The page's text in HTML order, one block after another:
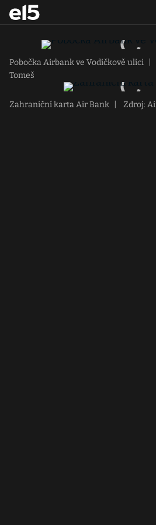
Pobočka Airbank ve Vodičkově ulici
Tomeš
Zahraniční karta Air Bank Zdroj: